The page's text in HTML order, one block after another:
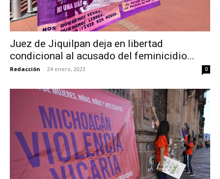
Juez de Jiquilpan deja en libertad
condicional al acusado del feminicidio...
Redacción - 24 enero, 2023 0